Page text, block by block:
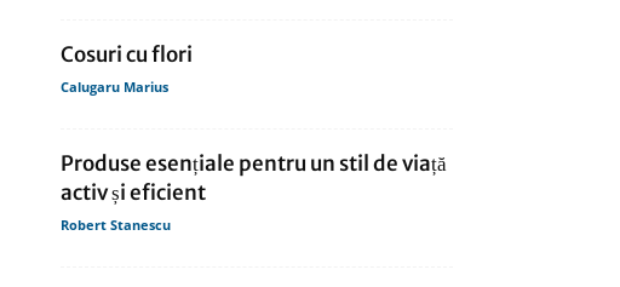
Cosuri cu flori
Calugaru Marius
Produse esențiale pentru un stil de viață
activ și eficient
Robert Stanescu